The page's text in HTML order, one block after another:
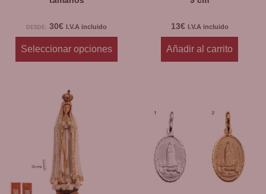
DESDE: 30€ I.V.A incluido
Seleccionar opciones
13€ I.V.A incluido
Añadir al carrito